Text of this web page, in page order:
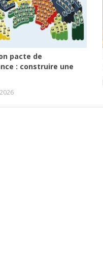
pacte de
: construire une